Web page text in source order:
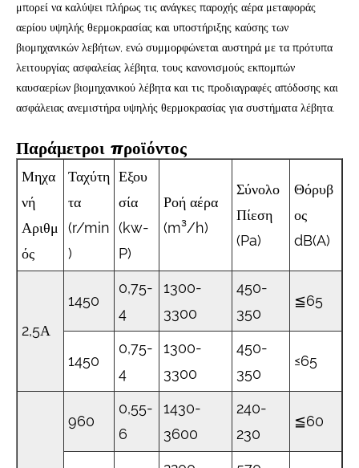
μπορεί να καλύψει πλήρως τις ανάγκες παροχής αέρα μεταφοράς
αερίου υψηλής θερμοκρασίας και υποστήριξης καύσης των
βιομηχανικών λεβήτων, ενώ συμμορφώνεται αυστηρά με τα πρότυπα
λειτουργίας ασφαλείας λέβητα, τους κανονισμούς εκπομπών
καυσαερίων βιομηχανικού λέβητα και τις προδιαγραφές απόδοσης και
ασφάλειας ανεμιστήρα υψηλής θερμοκρασίας για συστήματα λέβητα.
Παράμετροι προϊόντος
Μηχα
νή
Αριθμ
ός
Ταχύτη
τα
(r/min
)
Εξου
σία
(kw-
P)
Ροή αέρα
(m³/h)
Σύνολο
Πίεση
(Pa)
Θόρυβ
ος
dB(A)
2,5Α
1450
0,75-
4
1300-
3300
450-
350
≦65
1450
0,75-
4
1300-
3300
450-
350
≤65
960
0,55-
6
1430-
3600
240-
230
≦60